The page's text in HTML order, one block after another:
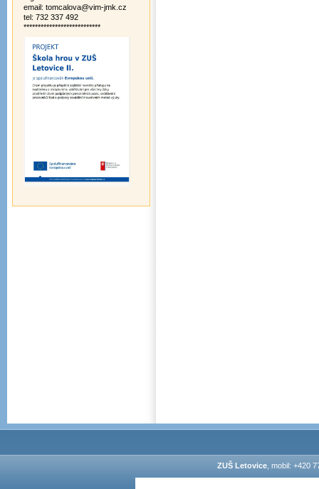
email: tomcalova@vim-jmk.cz
tel: 732 337 492
***************************
ZUŠ Letovice, mobil: +420